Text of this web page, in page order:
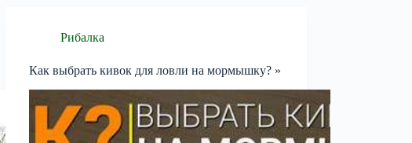
Рибалка
Как выбрать кивок для ловли на мормышку? »